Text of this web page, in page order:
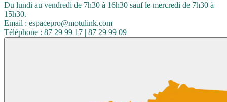
Du lundi au vendredi de 7h30 à 16h30 sauf le mercredi de 7h30 à
15h30.
Email : espacepro@motulink.com
Téléphone : 87 29 99 17 | 87 29 99 09